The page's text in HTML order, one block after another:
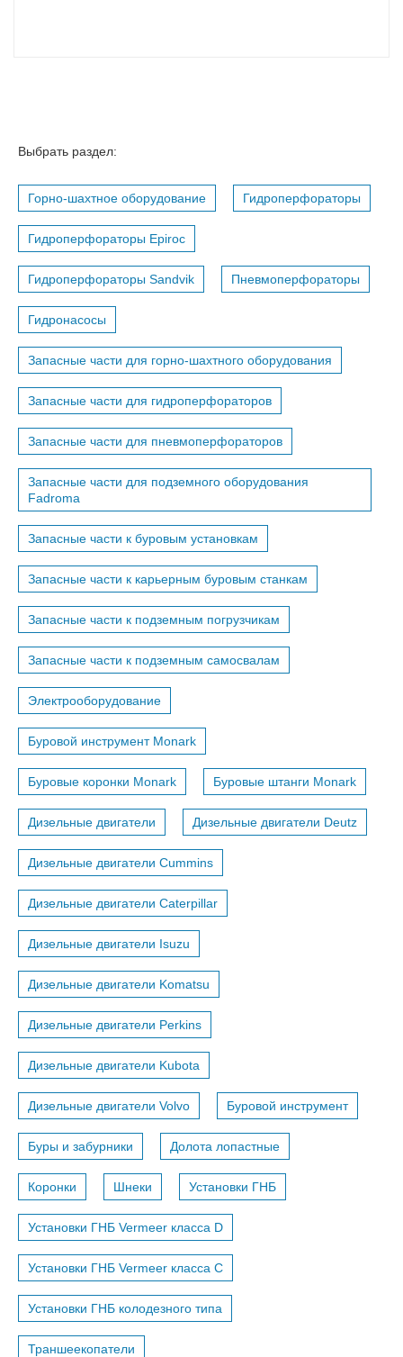
Выбрать раздел:
Горно-шахтное оборудование Гидроперфораторы
Гидроперфораторы Epiroc
Гидроперфораторы Sandvik Пневмоперфораторы
Гидронасосы
Запасные части для горно-шахтного оборудования
Запасные части для гидроперфораторов
Запасные части для пневмоперфораторов
Запасные части для подземного оборудования
Fadroma
Запасные части к буровым установкам
Запасные части к карьерным буровым станкам
Запасные части к подземным погрузчикам
Запасные части к подземным самосвалам
Электрооборудование
Буровой инструмент Monark
Буровые коронки Monark Буровые штанги Monark
Дизельные двигатели Дизельные двигатели Deutz
Дизельные двигатели Cummins
Дизельные двигатели Caterpillar
Дизельные двигатели Isuzu
Дизельные двигатели Komatsu
Дизельные двигатели Perkins
Дизельные двигатели Kubota
Дизельные двигатели Volvo Буровой инструмент
Буры и забурники Долота лопастные
Коронки Шнеки Установки ГНБ
Установки ГНБ Vermeer класса D
Установки ГНБ Vermeer класса С
Установки ГНБ колодезного типа
Траншеекопатели